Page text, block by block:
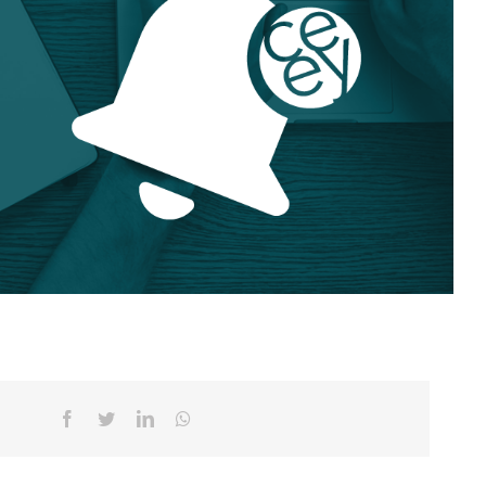
Facebook
TwitterLinkedin